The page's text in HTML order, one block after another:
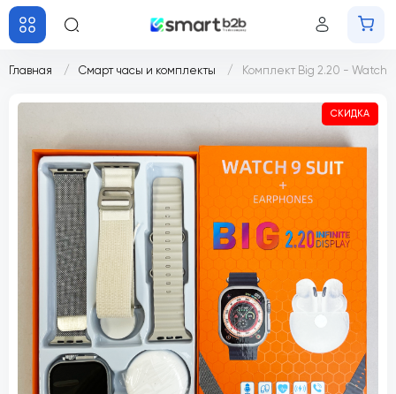
Главная Смарт часы и комплекты Комплект Big 2.20 -
СКИДКА